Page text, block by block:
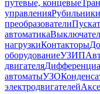
путевые, концевые
управленияРубильники
преобразователи
автоматика
нагрузкиКонтакторы
оборудованиеУЗИП
двигателя
автоматыУЗО
электродвигателей